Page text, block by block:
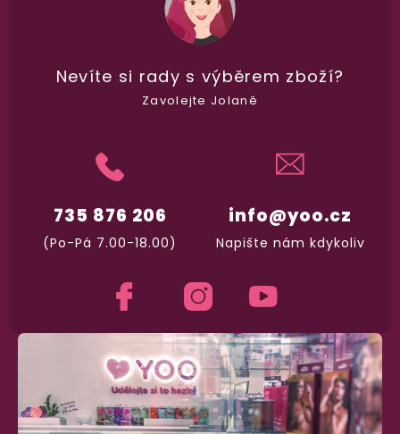
98% spokojenost
recenzí ověřených zakazníků
100% diskrétní balení
vypadá balíček
Dodání do 2. dne
Na rychlosti záleží! Vše důležité máme
Garance vrácení peněz
Máte30 dnína bezplatné vrácení zboží
info@yoo.cz
Napište nám kdykoliv
735 876 206
(Po-Pá 7.00-18.00)
Nevíte si rady s výběrem zboží?
Zavolejte Jolaně